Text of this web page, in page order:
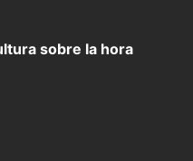
sobre la hora